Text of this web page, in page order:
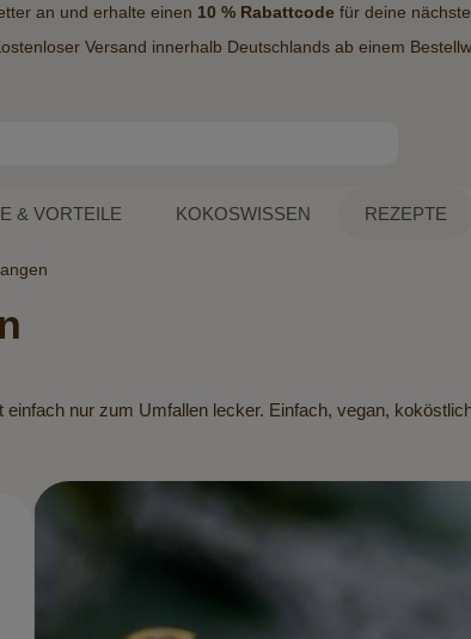
an und erhalte einen 10 % Rabattcodefür deine
Versand innerhalb Deutschlands ab einem
& VORTEILE KOKOSWISSEN REZEPTE
nur zum Umfallen lecker. Einfach, vegan,